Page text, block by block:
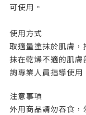
可使用。
使用方式
取適量塗抹於肌膚
抹在乾燥不適的肌
詢專業人員指導使用
注意事項
外用商品請勿吞食